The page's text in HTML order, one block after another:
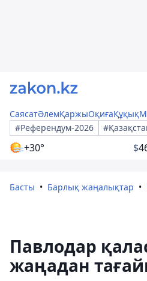
СаясатӘлемҚаржыОқиғаҚұқық
#Референдум-2026
+30° $
Басты Барлық жаңалықтар
Павлодар
жаңадан